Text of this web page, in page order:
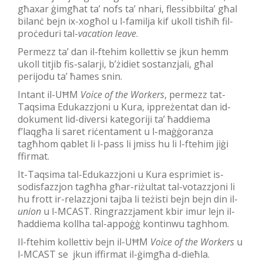
għaxar ġimgħat ta’ nofs ta’ nhari, flessibbilta’ għal
bilanċ bejn ix-xogħol u l-familja kif ukoll tisħiħ fil-
proċeduri tal-vacation leave.
Permezz ta’ dan il-ftehim kollettiv se jkun hemm
ukoll titjib fis-salarji, b’żidiet sostanzjali, għal
perijodu ta’ ħames snin.
Intant il-UĦM Voice of the Workers, permezz tat-
Taqsima Edukazzjoni u Kura, ippreżentat dan id-
dokument lid-diversi kategoriji ta’ ħaddiema
f’laqgħa li saret riċentament u l-maġġoranza
tagħhom qablet li l-pass li jmiss hu li l-ftehim jiġi
ffirmat.
It-Taqsima tal-Edukazzjoni u Kura esprimiet is-
sodisfazzjon tagħha għar-riżultat tal-votazzjoni li
hu frott ir-relazzjoni tajba li teżisti bejn bejn din il-
union u l-MCAST. Ringrazzjament kbir imur lejn il-
ħaddiema kollha tal-appoġġ kontinwu taghhom.
Il-ftehim kollettiv bejn il-UĦM Voice of the Workers u
l-MCAST se jkun iffirmat il-ġimgħa d-dieħla.